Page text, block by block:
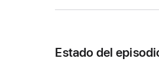
Estado del